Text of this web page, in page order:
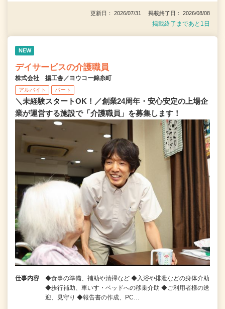
更新日： 2026/07/31 掲載終了日： 2026/08/08
掲載終了まであと1日
NEW
デイサービスの介護職員
株式会社 揚工舎／ヨウコー錦糸町
アルバイト パート
＼未経験スタートOK！／創業24周年・安心安定の上場企
業が運営する施設で「介護職員」を募集します！
仕事内容
◆食事の準備、補助や清掃など ◆入浴や排泄などの身体介助
◆歩行補助、車いす・ベッドへの移乗介助 ◆ご利用者様の送
迎、見守り ◆報告書の作成、PC…